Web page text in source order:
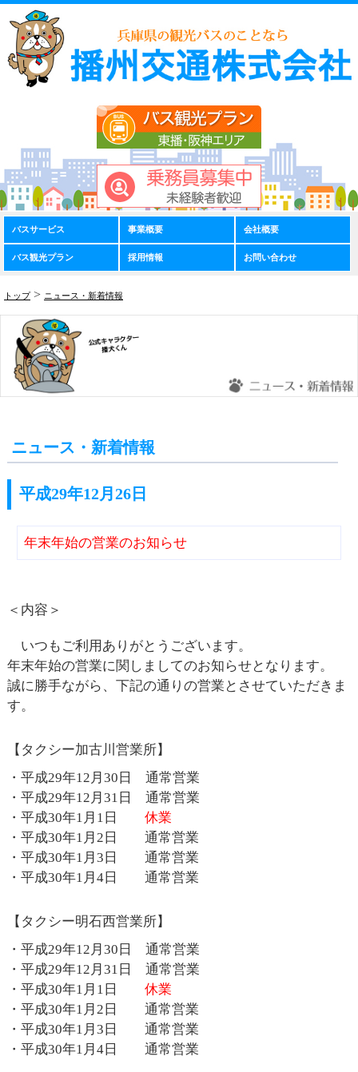
バスサービス 事業概要 会社概要
バス観光プラン 採用情報 お問い合わせ
トップ> ニュース・新着情報
ニュース・新着情報
平成29年12月26日
年末年始の営業のお知らせ
＜内容＞
いつもご利用ありがとうございます。
年末年始の営業に関しましてのお知らせとなります。
誠に勝手ながら、下記の通りの営業とさせていただきま
す。
【タクシー加古川営業所】
・平成29年12月30日 通常営業
・平成29年12月31日 通常営業
・平成30年1月1日 休業
・平成30年1月2日 通常営業
・平成30年1月3日 通常営業
・平成30年1月4日 通常営業
【タクシー明石西営業所】
・平成29年12月30日 通常営業
・平成29年12月31日 通常営業
・平成30年1月1日 休業
・平成30年1月2日 通常営業
・平成30年1月3日 通常営業
・平成30年1月4日 通常営業